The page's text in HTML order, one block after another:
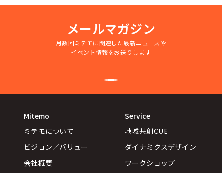
ー
メールマガジン
月数回ミテモに関連した最新ニュースや
イベント情報をお送りします
Mitemo
ミテモについて
ビジョン／バリュー
会社概要
Service
地域共創CUE
ダイナミクスデザイン
ワークショップ